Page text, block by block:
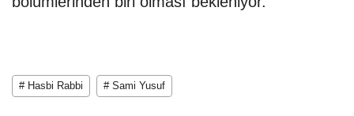
# Hasbi Rabbi # Sami Yusuf